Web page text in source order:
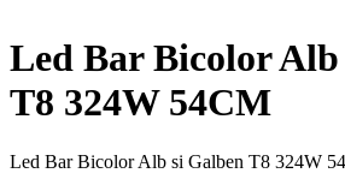
Led Bar Bicolor Alb
T8 324W 54CM
Led Bar Bicolor Alb si Galben T8 324W